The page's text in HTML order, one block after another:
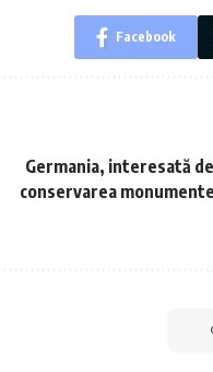
Facebook
Germania, interesată
conservarea